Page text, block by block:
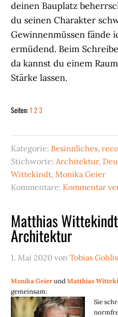
deinen Bauplatz
du seinen Charakter
Gewinnenmüssen fände
ermüdend. Beim
da kannst du einem
Stärke lassen.
Seiten:Seite
1 Seite
2Seite
3
Kategorie: Besinnliches,
Stichworte: Architektur,
Wittekindt, Monika Geier
Kommentare: Kommentar
Matthias
Architektur
1. Mai 2020 vonTobias Gohlis
Monika GeierundMatthias
gemeinsam:
Sie